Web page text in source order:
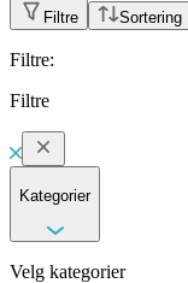
Filtre
Sortering
Filtre:
Filtre
Kategorier
Velg kategorier